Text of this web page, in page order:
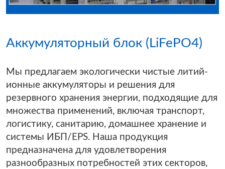
Аккумуляторный блок (LiFePO4)
Мы предлагаем экологически чистые литий-
ионные аккумуляторы и решения для
резервного хранения энергии, подходящие для
множества применений, включая транспорт,
логистику, санитарию, домашнее хранение и
системы ИБП/EPS. Наша продукция
предназначена для удовлетворения
разнообразных потребностей этих секторов,